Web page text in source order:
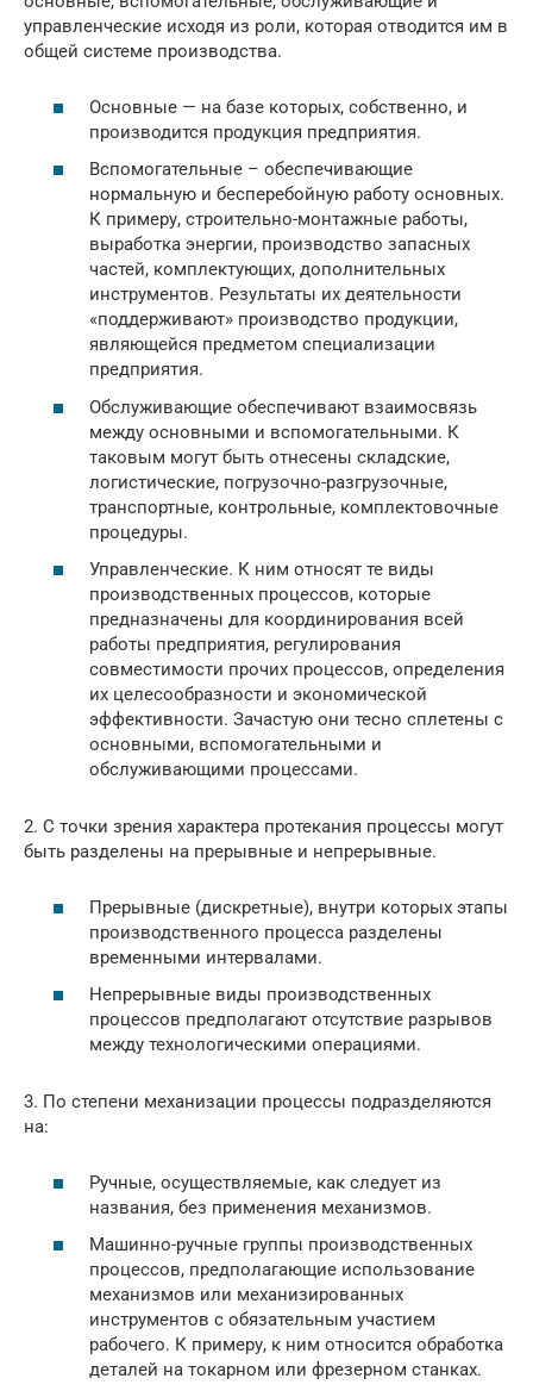
управленческие исходя из роли, которая отводится им в
общей системе производства.
Основные — на базе которых, собственно, и
производится продукция предприятия.
Вспомогательные – обеспечивающие
нормальную и бесперебойную работу основных.
К примеру, строительно-монтажные работы,
выработка энергии, производство запасных
частей, комплектующих, дополнительных
инструментов. Результаты их деятельности
«поддерживают» производство продукции,
являющейся предметом специализации
предприятия.
Обслуживающие обеспечивают взаимосвязь
между основными и вспомогательными. К
таковым могут быть отнесены складские,
логистические, погрузочно-разгрузочные,
транспортные, контрольные, комплектовочные
процедуры.
Управленческие. К ним относят те виды
производственных процессов, которые
предназначены для координирования всей
работы предприятия, регулирования
совместимости прочих процессов, определения
их целесообразности и экономической
эффективности. Зачастую они тесно сплетены с
основными, вспомогательными и
обслуживающими процессами.
2. С точки зрения характера протекания процессы могут
быть разделены на прерывные и непрерывные.
Прерывные (дискретные), внутри которых этапы
производственного процесса разделены
временными интервалами.
Непрерывные виды производственных
процессов предполагают отсутствие разрывов
между технологическими операциями.
3. По степени механизации процессы подразделяются
на:
Ручные, осуществляемые, как следует из
названия, без применения механизмов.
Машинно-ручные группы производственных
процессов, предполагающие использование
механизмов или механизированных
инструментов с обязательным участием
рабочего. К примеру, к ним относится обработка
деталей на токарном или фрезерном станках.